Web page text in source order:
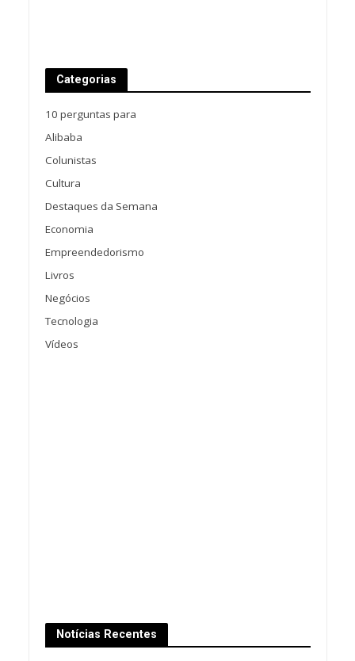
Categorias
10 perguntas para
Alibaba
Colunistas
Cultura
Destaques da Semana
Economia
Empreendedorismo
Livros
Negócios
Tecnologia
Vídeos
Notícias Recentes